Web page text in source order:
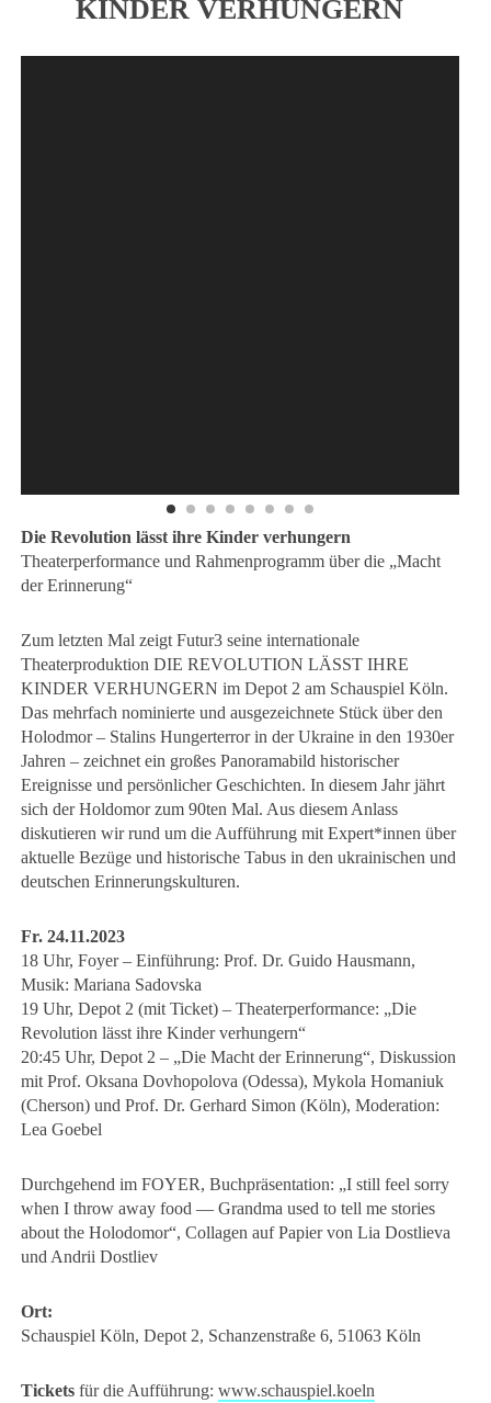
KINDER VERHUNGERN
Die Revolution lässt ihre Kinder verhungern
Theaterperformance und Rahmenprogramm über die „Macht
der Erinnerung“
Zum letzten Mal zeigt Futur3 seine internationale
Theaterproduktion DIE REVOLUTION LÄSST IHRE
KINDER VERHUNGERN im Depot 2 am Schauspiel Köln.
Das mehrfach nominierte und ausgezeichnete Stück über den
Holodmor – Stalins Hungerterror in der Ukraine in den 1930er
Jahren – zeichnet ein großes Panoramabild historischer
Ereignisse und persönlicher Geschichten. In diesem Jahr jährt
sich der Holdomor zum 90ten Mal. Aus diesem Anlass
diskutieren wir rund um die Aufführung mit Expert*innen über
aktuelle Bezüge und historische Tabus in den ukrainischen und
deutschen Erinnerungskulturen.
Fr. 24.11.2023
18 Uhr, Foyer – Einführung: Prof. Dr. Guido Hausmann,
Musik: Mariana Sadovska
19 Uhr, Depot 2 (mit Ticket) – Theaterperformance: „Die
Revolution lässt ihre Kinder verhungern“
20:45 Uhr, Depot 2 – „Die Macht der Erinnerung“, Diskussion
mit Prof. Oksana Dovhopolova (Odessa), Mykola Homaniuk
(Cherson) und Prof. Dr. Gerhard Simon (Köln), Moderation:
Lea Goebel
Durchgehend im FOYER, Buchpräsentation: „I still feel sorry
when I throw away food — Grandma used to tell me stories
about the Holodomor“, Collagen auf Papier von Lia Dostlieva
und Andrii Dostliev
Ort:
Schauspiel Köln, Depot 2, Schanzenstraße 6, 51063 Köln
Ticketsfür die Aufführung:www.schauspiel.koeln